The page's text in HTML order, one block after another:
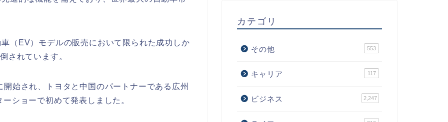
（EV）モデルの販売において限られた成功しか
されています。
始され、トヨタと中国のパートナーである広州
ショーで初めて発表しました。
カテゴリ
その他 553
キャリア 117
ビジネス 2,247